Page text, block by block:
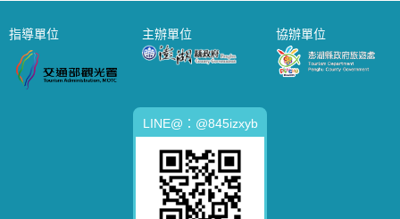
指導單位 主辦單位 協辦單位
LINE@：@845izxyb